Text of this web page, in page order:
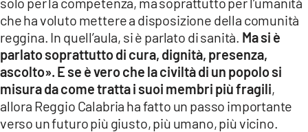
che ha voluto mettere a disposizione della comunità
reggina. In quell’aula, si è parlato di sanità. Ma si è
parlato soprattutto di cura, dignità, presenza,
ascolto». E se è vero che la civiltà di un popolo si
misura da come tratta i suoi membri più fragili,
allora Reggio Calabria ha fatto un passo importante
verso un futuro più giusto, più umano, più vicino.